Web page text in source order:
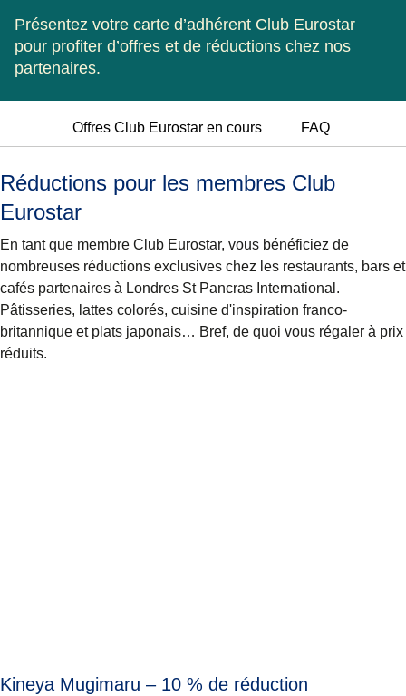
Présentez votre carte d’adhérent Club Eurostar
pour profiter d’offres et de réductions chez nos
partenaires.
Offres Club Eurostar en cours FAQ
Réductions pour les membres Club
Eurostar
En tant que membre Club Eurostar, vous bénéficiez de
nombreuses réductions exclusives chez les restaurants, bars et
cafés partenaires à Londres St Pancras International.
Pâtisseries, lattes colorés, cuisine d'inspiration franco-
britannique et plats japonais… Bref, de quoi vous régaler à prix
réduits.
Kineya Mugimaru – 10 % de réduction